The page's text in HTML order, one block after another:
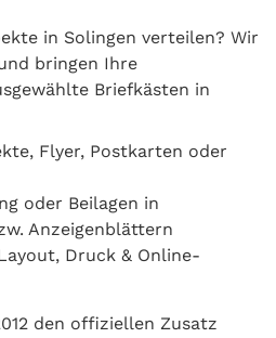
in Solingen verteilen? Wir
bringen Ihre
Briefkästen in
Flyer, Postkarten oder
oder Beilagen in
Anzeigenblättern
Druck & Online-
den offiziellen Zusatz